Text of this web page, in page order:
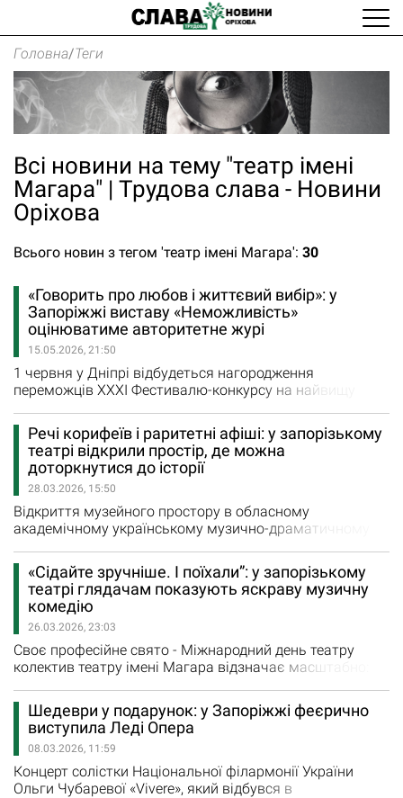
Головна/Теги
Всі новини на тему "театр імені
Магара" | Трудова слава - Новини
Оріхова
Всього новин з тегом 'театр імені Магара': 30
«Говорить про любов і життєвий вибір»: у
Запоріжжі виставу «Неможливість»
оцінюватиме авторитетне журі
15.05.2026, 21:50
1 червня у Дніпрі відбудеться нагородження
переможців ХХХІ Фестивалю-конкурсу на найвищу
Це - найбільша театральна подія року, у якій беруть
участь театри Дніпра, Кам’янського, Кривого Рогу та
Запоріжжя. Експертна рада у січні переглянула всі
відео надісланих вистав і сформувала довгий список,…
Речі корифеїв і раритетні афіші: у запорізькому
театрі відкрили простір, де можна
доторкнутися до історії
28.03.2026, 15:50
Відкриття музейного простору в обласному
академічному українському музично-драматичному
стало ще одним кроком по увіковічненню історії цього
храму Мельпомени та вшануванню видатних акторів,
які її творили. Першим кроком було встановлення у
2024-2025 роках пам“ятних табличок на гримерках, в
яких готувалися…
«Сідайте зручніше. І поїхали”: у запорізькому
театрі глядачам показують яскраву музичну
комедію
26.03.2026, 23:03
Своє професійне свято - Міжнародний день театру
колектив театру імені Магара відзначає масштабно:
експрес” у постановці головного режисера театру,
заслуженого діяча мистецтв України Віктора Попова,
зустріччю з ветеранами театру і відкриттям музейного
простору з раритетними експонатами. Напередодні
свята…
Шедеври у подарунок: у Запоріжжі феєрично
виступила Леді Опера
08.03.2026, 11:59
Концерт солістки Національної філармонії України
Ольги Чубаревої «Vivere», який відбувся в